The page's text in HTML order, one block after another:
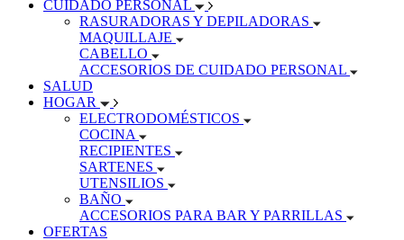
CUIDADO PERSONAL
RASURADORAS Y DEPILADORAS
MAQUILLAJE
CABELLO
ACCESORIOS DE CUIDADO PERSONAL
SALUD
HOGAR
ELECTRODOMÉSTICOS
COCINA
RECIPIENTES
SARTENES
UTENSILIOS
BAÑO
ACCESORIOS PARA BAR Y PARRILLAS
OFERTAS